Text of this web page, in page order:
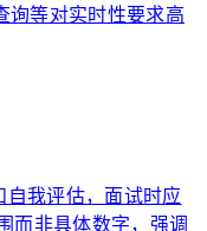
询等对实时性要求高
我评估，面试时应
而非具体数字，强调